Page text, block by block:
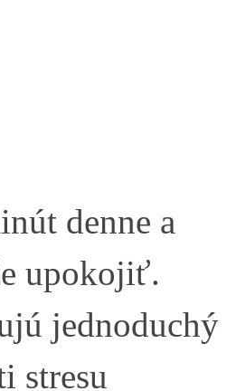
denne a
upokojiť.
jednoduchý
stresu